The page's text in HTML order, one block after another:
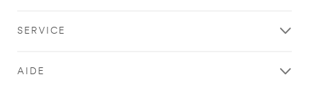
SERVICE
AIDE